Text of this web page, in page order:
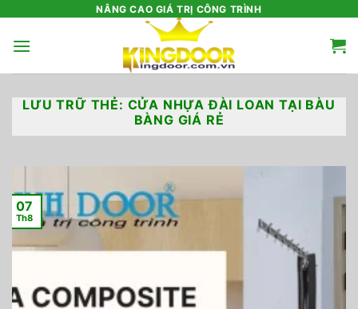
nội
NÂNG CAO GIÁ TRỊ CÔNG TRÌNH
LƯU TRỮ THẺ: CỬA NHỰA ĐÀI LOAN TẠI BÀU
BÀNG GIÁ RẺ
07
Th8